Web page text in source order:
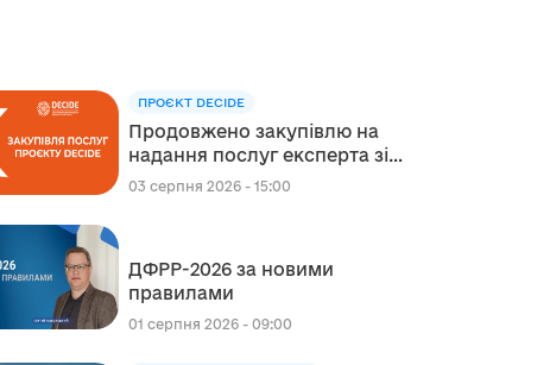
ПРОЄКТ DECIDE
Продовжено закупівлю на
надання послуг експерта зі
стратегічного планування
українського Проєкту DECIDE
03 серпня 2026 - 15:00
ДФРР-2026 за новими
правилами
01 серпня 2026 - 09:00